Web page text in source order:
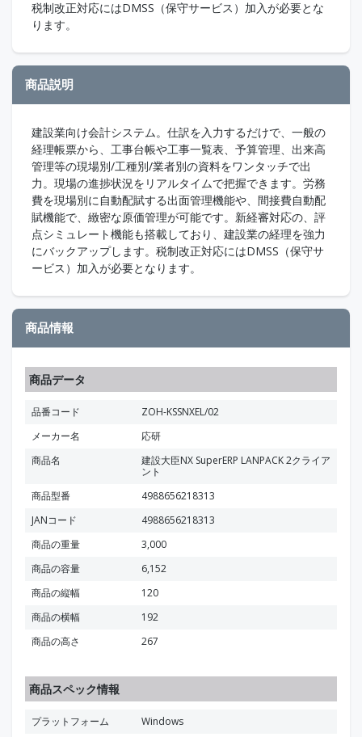
税制改正対応にはDMSS（保守サービス）加入が必要とな
ります。
商品説明
建設業向け会計システム。仕訳を入力するだけで、一般の
経理帳票から、工事台帳や工事一覧表、予算管理、出来高
管理等の現場別/工種別/業者別の資料をワンタッチで出
力。現場の進捗状況をリアルタイムで把握できます。労務
費を現場別に自動配賦する出面管理機能や、間接費自動配
賦機能で、緻密な原価管理が可能です。新経審対応の、評
点シミュレート機能も搭載しており、建設業の経理を強力
にバックアップします。税制改正対応にはDMSS（保守サ
ービス）加入が必要となります。
商品情報
商品データ
品番コード
ZOH-KSSNXEL/02
メーカー名
応研
商品名
建設大臣NX SuperERP LANPACK 2クライア
ント
商品型番
4988656218313
JANコード
4988656218313
商品の重量
3,000
商品の容量
6,152
商品の縦幅
120
商品の横幅
192
商品の高さ
267
商品スペック情報
プラットフォーム
Windows